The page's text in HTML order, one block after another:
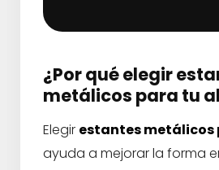
¿Por qué elegir
metálicos para tu
Elegir estantes metálicos
ayuda a mejorar la forma